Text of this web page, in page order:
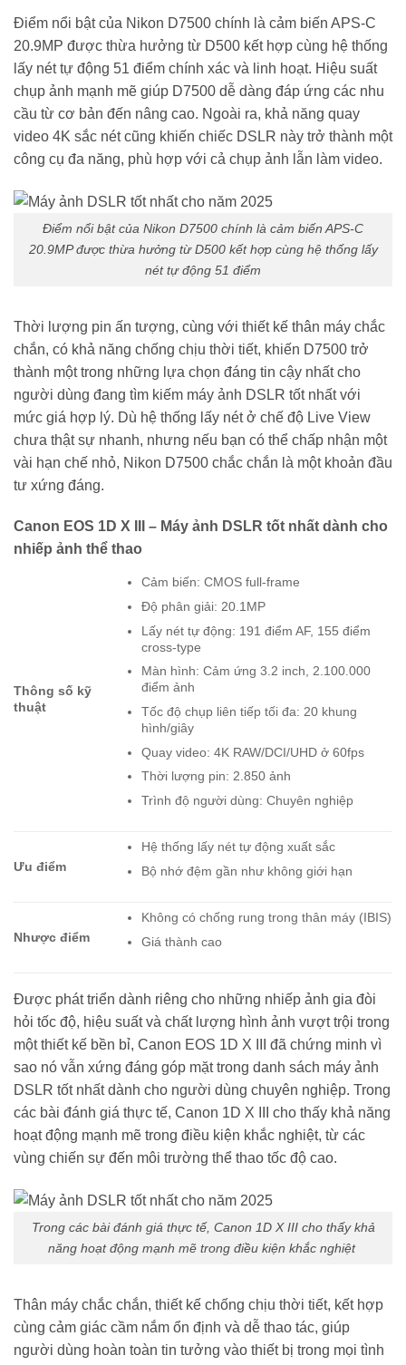
Điểm nổi bật của Nikon D7500 chính là cảm biến APS-C
20.9MP được thừa hưởng từ D500 kết hợp cùng hệ thống
lấy nét tự động 51 điểm chính xác và linh hoạt. Hiệu suất
chụp ảnh mạnh mẽ giúp D7500 dễ dàng đáp ứng các nhu
cầu từ cơ bản đến nâng cao. Ngoài ra, khả năng quay
video 4K sắc nét cũng khiến chiếc DSLR này trở thành một
công cụ đa năng, phù hợp với cả chụp ảnh lẫn làm video.
Điểm nổi bật của Nikon D7500 chính là cảm biến APS-C
20.9MP được thừa hưởng từ D500 kết hợp cùng hệ thống lấy
nét tự động 51 điểm
Thời lượng pin ấn tượng, cùng với thiết kế thân máy chắc
chắn, có khả năng chống chịu thời tiết, khiến D7500 trở
thành một trong những lựa chọn đáng tin cậy nhất cho
người dùng đang tìm kiếm máy ảnh DSLR tốt nhất với
mức giá hợp lý. Dù hệ thống lấy nét ở chế độ Live View
chưa thật sự nhanh, nhưng nếu bạn có thể chấp nhận một
vài hạn chế nhỏ, Nikon D7500 chắc chắn là một khoản đầu
tư xứng đáng.
Canon EOS 1D X III – Máy ảnh DSLR tốt nhất dành cho
nhiếp ảnh thể thao
Thông số kỹ
thuật
Cảm biến: CMOS full-frame
Độ phân giải: 20.1MP
Lấy nét tự động: 191 điểm AF, 155 điểm
cross-type
Màn hình: Cảm ứng 3.2 inch, 2.100.000
điểm ảnh
Tốc độ chụp liên tiếp tối đa: 20 khung
hình/giây
Quay video: 4K RAW/DCI/UHD ở 60fps
Thời lượng pin: 2.850 ảnh
Trình độ người dùng: Chuyên nghiệp
Ưu điểm
Hệ thống lấy nét tự động xuất sắc
Bộ nhớ đệm gần như không giới hạn
Nhược điểm
Không có chống rung trong thân máy (IBIS)
Giá thành cao
Được phát triển dành riêng cho những nhiếp ảnh gia đòi
hỏi tốc độ, hiệu suất và chất lượng hình ảnh vượt trội trong
một thiết kế bền bỉ, Canon EOS 1D X III đã chứng minh vì
sao nó vẫn xứng đáng góp mặt trong danh sách máy ảnh
DSLR tốt nhất dành cho người dùng chuyên nghiệp. Trong
các bài đánh giá thực tế, Canon 1D X III cho thấy khả năng
hoạt động mạnh mẽ trong điều kiện khắc nghiệt, từ các
vùng chiến sự đến môi trường thể thao tốc độ cao.
Trong các bài đánh giá thực tế, Canon 1D X III cho thấy khả
năng hoạt động mạnh mẽ trong điều kiện khắc nghiệt
Thân máy chắc chắn, thiết kế chống chịu thời tiết, kết hợp
cùng cảm giác cầm nắm ổn định và dễ thao tác, giúp
người dùng hoàn toàn tin tưởng vào thiết bị trong mọi tình